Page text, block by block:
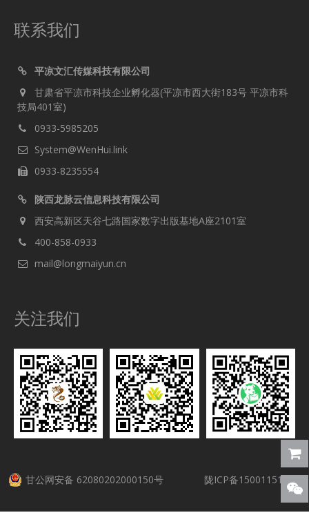
联系我们
平凉文汇传媒科技有限公司
甘肃省平凉市科技企业孵化器(平凉市西大街183号 平凉市科
技局401室)
0933-5985205
System@WenHui.link
0933-8235554
陕西龙脉云信息科技有限公司
西安高新区天谷七路国家数字出版基地A座2101室
400-858-0933
mail@longmaiyun.cn
关注我们
甘公网安备 62080202000150号 陇ICP备15001151号-5